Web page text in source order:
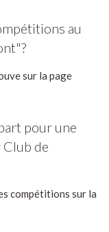
au
sur la page
pour une
de
compétitions sur la